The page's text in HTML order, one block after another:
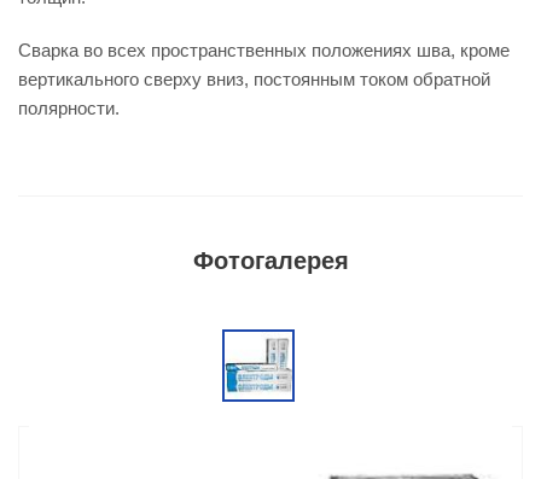
Сварка во всех пространственных положениях шва, кроме
вертикального сверху вниз, постоянным током обратной
полярности.
Фотогалерея